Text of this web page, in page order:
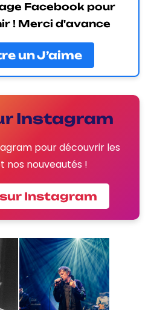
Facebook pour
! Merci d'avance
un J’aime
Instagram
pour découvrir les
nos nouveautés !
Instagram